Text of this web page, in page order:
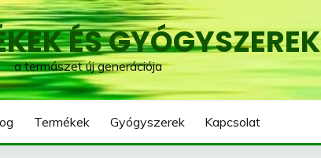
ÉS GYÓGYSZEREK
a termászet új generációja
Termékek Gyógyszerek Kapcsolat